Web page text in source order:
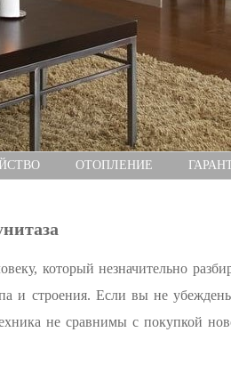
ОТОПЛЕНИЕ
который незначительно
и строения. Если вы не
не сравнимы с покупкой